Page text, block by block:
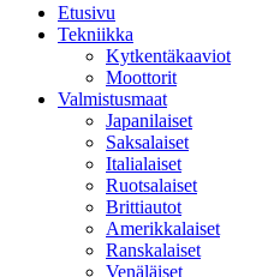
Etusivu
Tekniikka
Kytkentäkaaviot
Moottorit
Valmistusmaat
Japanilaiset
Saksalaiset
Italialaiset
Ruotsalaiset
Brittiautot
Amerikkalaiset
Ranskalaiset
Venäläiset